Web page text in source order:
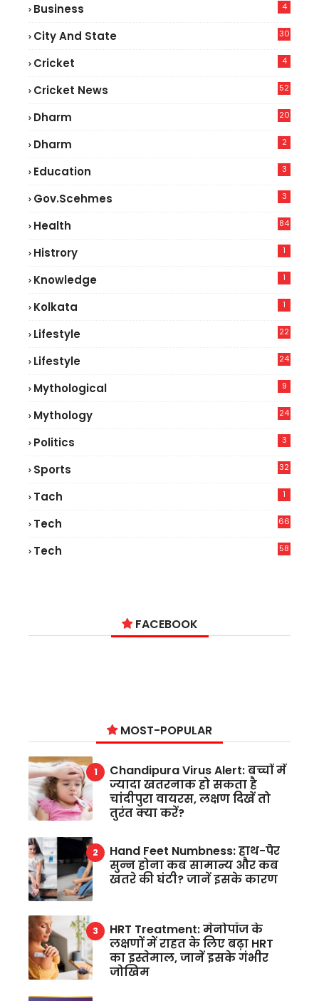
Business 4
City And State 30
Cricket 4
Cricket News
52
Dharm 20
Dharm 2
Education 3
Gov.scehmes 3
Health
84
Histrory 1
Knowledge 1
Kolkata 1
Lifestyle
22
Lifestyle
24
Mythological 9
Mythology 24
Politics 3
Sports 32
Tach 1
Tech
66
Tech
58
FACEBOOK
MOST-POPULAR
Chandipura Virus Alert: बच्चों में
ज्यादा खतरनाक हो सकता है
चांदीपुरा वायरस, लक्षण दिखें तो
तुरंत क्या करें?
Hand Feet Numbness: हाथ-पैर
सुन्न होना कब सामान्य और कब
खतरे की घंटी? जानें इसके कारण
HRT Treatment: मेनोपॉज के
लक्षणों में राहत के लिए बढ़ा HRT
का इस्तेमाल, जानें इसके गंभीर
जोखिम